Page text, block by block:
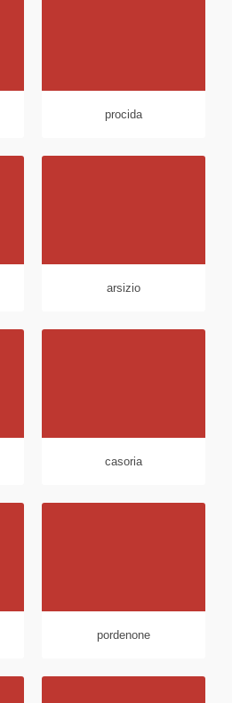
procida
arsizio
casoria
pordenone